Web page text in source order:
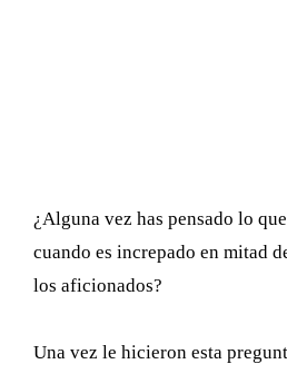
¿Alguna vez has pensado lo
cuando es increpado en mitad
los aficionados?
Una vez le hicieron esta